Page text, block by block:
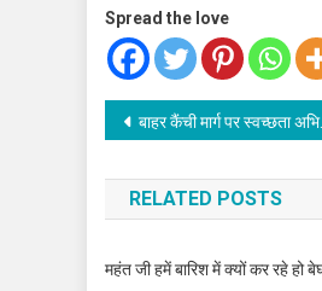
Spread the love
Post
navigation
बाहर कैंची मार्ग पर स्वच्छता अभियान में 156 किलों कूड़ा एकत्र किया
RELATED POSTS
महंत जी हमें बारिश में क्यों कर रहे हो